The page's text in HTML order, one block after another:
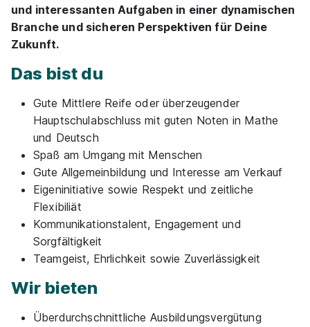
Ausbildung Verkäufer/-in Norma
Lebensmittelfilialbetrieb Stiftung & Co. KG
01.08.2026
1.350 - 1.550 € pro Monat
Ausbildung zum Verkäufer (m/w/d), Krefeld City
Deichmann SE
47798 Krefeld
und interessanten Aufgaben in einer dynamischen
Branche und sicheren Perspektiven für Deine
Zukunft.
Das bist du
Gute Mittlere Reife oder überzeugender
Hauptschulabschluss mit guten Noten in Mathe
und Deutsch
Spaß am Umgang mit Menschen
Gute Allgemeinbildung und Interesse am Verkauf
Eigeninitiative sowie Respekt und zeitliche
Flexibiliät
Kommunikationstalent, Engagement und
Sorgfältigkeit
Teamgeist, Ehrlichkeit sowie Zuverlässigkeit
Wir bieten
Überdurchschnittliche Ausbildungsvergütung